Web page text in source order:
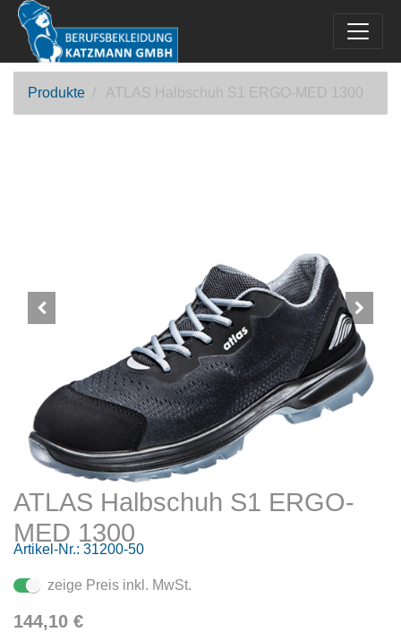
Produkte ATLAS Halbschuh S1 ERGO-MED 1300
ATLAS Halbschuh S1 ERGO-
MED 1300
Artikel-Nr.: 31200-50
zeige Preis inkl. MwSt.
144,10 €